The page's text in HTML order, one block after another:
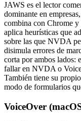
JAWS es el lector
dominante en
combina con Chrome y
aplica heurísticas que
sobre las que NVDA
disimula errores de
corta por ambos lados:
fallar en NVDA o
También tiene su
modo de formularios
VoiceOver